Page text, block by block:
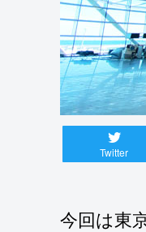
Twitter
今回は東